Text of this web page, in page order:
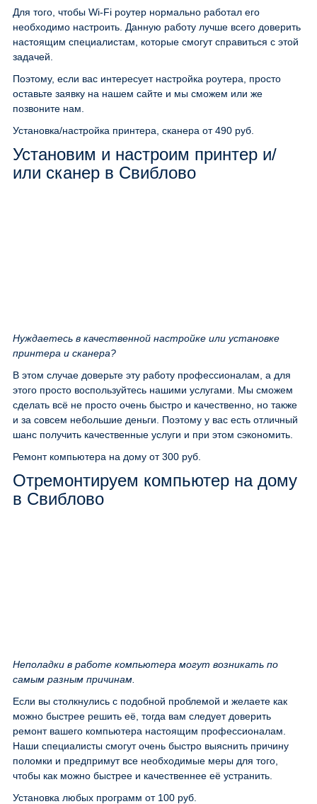
Для того, чтобы Wi-Fi роутер нормально работал его
необходимо настроить. Данную работу лучше всего доверить
настоящим специалистам, которые смогут справиться с этой
задачей.
Поэтому, если вас интересует настройка роутера, просто
оставьте заявку на нашем сайте и мы сможем или же
позвоните нам.
Установка/настройка принтера, сканера от 490 руб.
Установим и настроим принтер и/
или сканер в Свиблово
Нуждаетесь в качественной настройке или установке
принтера и сканера?
В этом случае доверьте эту работу профессионалам, а для
этого просто воспользуйтесь нашими услугами. Мы сможем
сделать всё не просто очень быстро и качественно, но также
и за совсем небольшие деньги. Поэтому у вас есть отличный
шанс получить качественные услуги и при этом сэкономить.
Ремонт компьютера на дому от 300 руб.
Отремонтируем компьютер на дому
в Свиблово
Неполадки в работе компьютера могут возникать по
самым разным причинам.
Если вы столкнулись с подобной проблемой и желаете как
можно быстрее решить её, тогда вам следует доверить
ремонт вашего компьютера настоящим профессионалам.
Наши специалисты смогут очень быстро выяснить причину
поломки и предпримут все необходимые меры для того,
чтобы как можно быстрее и качественнее её устранить.
Установка любых программ от 100 руб.